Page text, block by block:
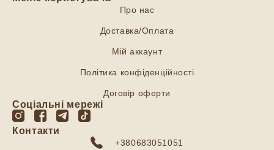
Про нас
Доставка/Оплата
Мій аккаунт
Політика конфіденційності
Договір оферти
Соціальні мережі
Контакти
+380683051051